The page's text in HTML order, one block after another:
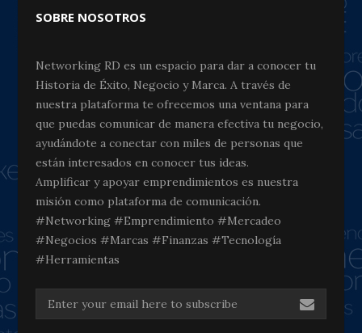
SOBRE NOSOTROS
Networking RD es un espacio para dar a conocer tu
Historia de Éxito, Negocio y Marca. A través de
nuestra plataforma te ofrecemos una ventana para
que puedas comunicar de manera efectiva tu negocio,
ayudándote a conectar con miles de personas que
están interesados en conocer tus ideas.
Amplificar y apoyar emprendimientos es nuestra
misión como plataforma de comunicación.
#Networking #Emprendimiento #Mercadeo
#Negocios #Marcas #Finanzas #Tecnología
#Herramientas